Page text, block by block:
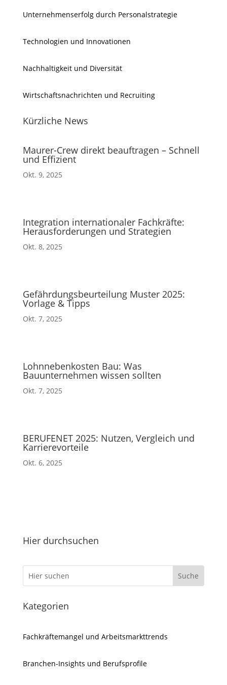
Unternehmenserfolg durch Personalstrategie
Technologien und Innovationen
Nachhaltigkeit und Diversität
Wirtschaftsnachrichten und Recruiting
Kürzliche News
Maurer-Crew direkt beauftragen – Schnell
und Effizient
Okt. 9, 2025
Integration internationaler Fachkräfte:
Herausforderungen und Strategien
Okt. 8, 2025
Gefährdungsbeurteilung Muster 2025:
Vorlage & Tipps
Okt. 7, 2025
Lohnnebenkosten Bau: Was
Bauunternehmen wissen sollten
Okt. 7, 2025
BERUFENET 2025: Nutzen, Vergleich und
Karrierevorteile
Okt. 6, 2025
Hier durchsuchen
Kategorien
Fachkräftemangel und Arbeitsmarkttrends
Branchen-Insights und Berufsprofile